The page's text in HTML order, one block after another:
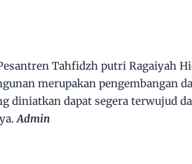
Tahfidzh putri Ragaiyah
merupakan pengembangan
diniatkan dapat segera terwujud
Admin